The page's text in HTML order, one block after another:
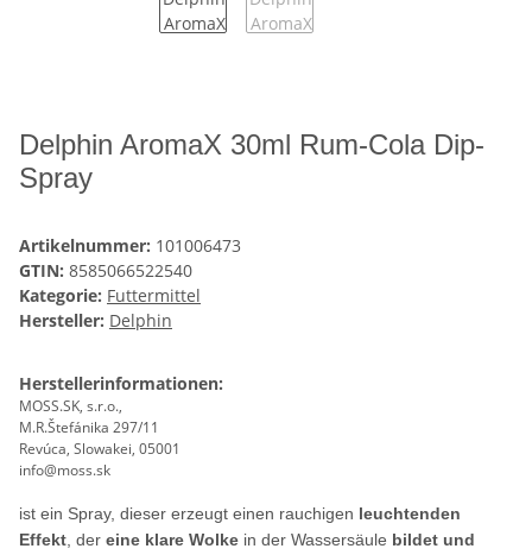
Delphin AromaX 30ml Rum-Cola Dip-
Spray
Artikelnummer: 101006473
GTIN: 8585066522540
Kategorie: Futtermittel
Hersteller: Delphin
Herstellerinformationen:
MOSS.SK, s.r.o.,
M.R.Štefánika 297/11
Revúca, Slowakei, 05001
info@moss.sk
ist ein Spray, dieser erzeugt einen rauchigen leuchtenden
Effekt, der eine klare Wolke in der Wassersäule bildet und